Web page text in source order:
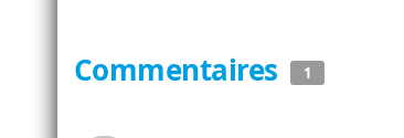
Commentaires 1